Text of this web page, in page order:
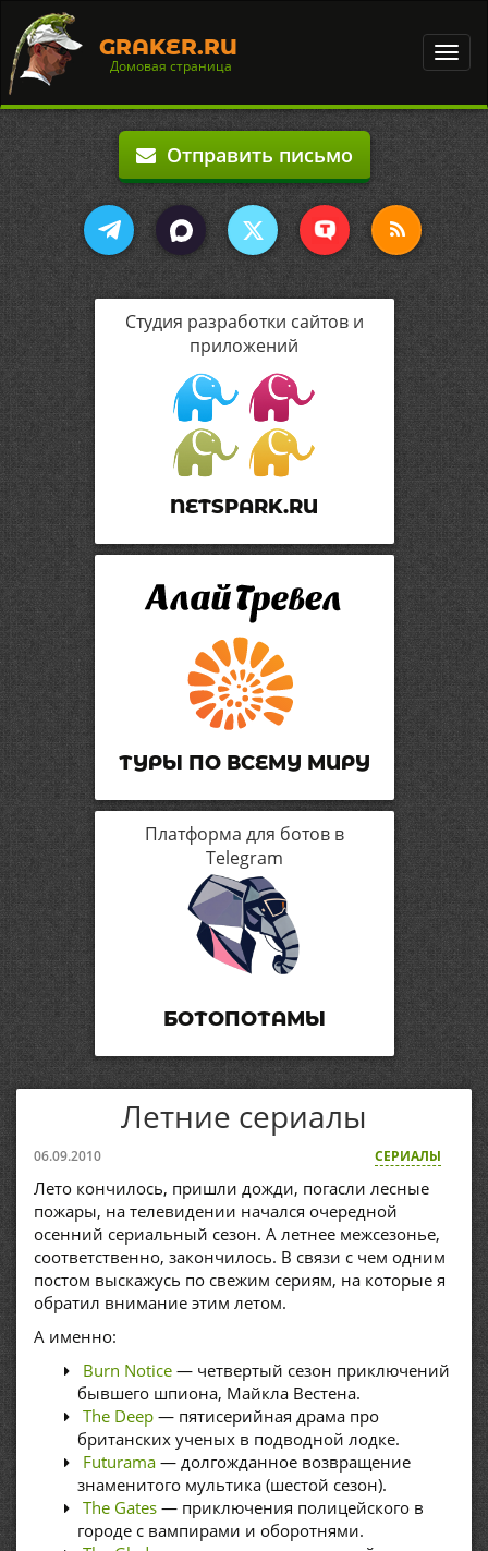
GRAKER.RU
Домовая страница
Отправить письмо
Студия разработки сайтов и
приложений
NETSPARK.RU
ТУРЫ ПО ВСЕМУ МИРУ
Платформа для ботов в
Telegram
БОТОПОТАМЫ
Летние сериалы
06.09.2010 СЕРИАЛЫ
Лето кончилось, пришли дожди, погасли лесные
пожары, на телевидении начался очередной
осенний сериальный сезон. А летнее межсезонье,
соответственно, закончилось. В связи с чем одним
постом выскажусь по свежим сериям, на которые я
обратил внимание этим летом.
А именно:
Burn Notice — четвертый сезон приключений
бывшего шпиона, Майкла Вестена.
The Deep — пятисерийная драма про
британских ученых в подводной лодке.
Futurama — долгожданное возвращение
знаменитого мультика (шестой сезон).
The Gates — приключения полицейского в
городе с вампирами и оборотнями.